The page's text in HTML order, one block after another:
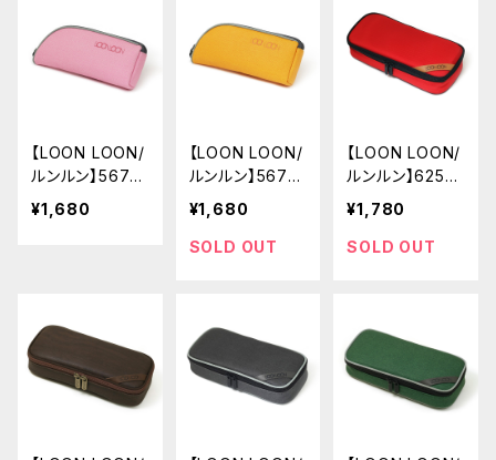
【LOON LOON/
ルンルン】567
メロウ ペンケー
ス (サンドピン
¥1,680
【LOON LOON/
ルンルン】567
メロウ ペンケー
ス (パンチイエロ
ー)
¥1,680
SOLD OUT
【LOON LOON/
ルンルン】625
スタンダード ペ
ンケース (レッ
ド)
¥1,780
SOLD OUT